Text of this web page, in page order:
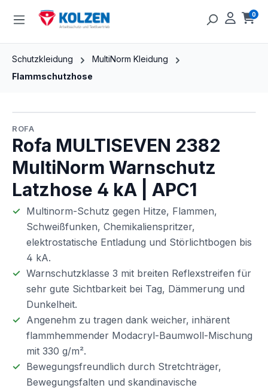
Zum Hauptinhalt springen 0
Schutzkleidung
MultiNorm Kleidung
Flammschutzhose
ROFA
Rofa MULTISEVEN 2382
MultiNorm Warnschutz
Latzhose 4 kA | APC1
Multinorm-Schutz gegen Hitze, Flammen,
Schweißfunken, Chemikalienspritzer,
elektrostatische Entladung und Störlichtbogen bis
4 kA.
Warnschutzklasse 3 mit breiten Reflexstreifen für
sehr gute Sichtbarkeit bei Tag, Dämmerung und
Dunkelheit.
Angenehm zu tragen dank weicher, inhärent
flammhemmender Modacryl-Baumwoll-Mischung
mit 330 g/m².
Bewegungsfreundlich durch Stretchträger,
Bewegungsfalten und skandinavische